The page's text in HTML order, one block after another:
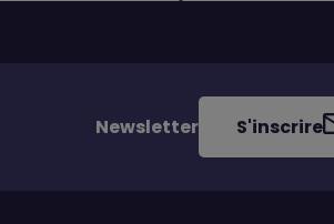
Newsletter S'inscrire